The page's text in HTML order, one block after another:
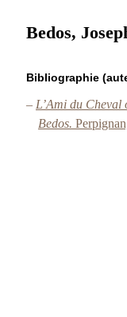
Bedos,
Bibliographie
– L’Ami du Cheval
Bedos.